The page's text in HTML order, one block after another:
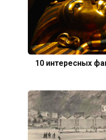
10 интересных